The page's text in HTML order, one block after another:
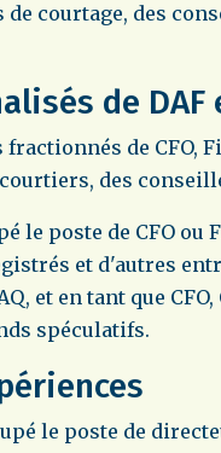
de courtage, des
de DAF
de CFO,
des
le poste de CFO
et d'autres
et en tant que
spéculatifs.
le poste de